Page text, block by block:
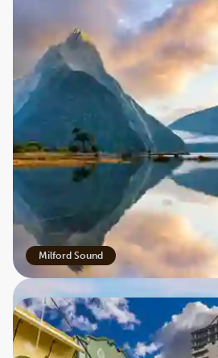
Rejsen fortsætter til New Zealand,
grøn, frodig og dramatisk. I
eventyrhovedstad, danner bjerge
drømmeagtig kulisse.
En heldagstur til Milford Sound er
højdepunkter, hvor vi sejler
fjord omgivet af stejle klippesider
I Mount Cook National Park
bjerg midt i en storslået og uberørt
Milford Sound